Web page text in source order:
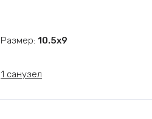
Размер:10.5х9
1 санузел